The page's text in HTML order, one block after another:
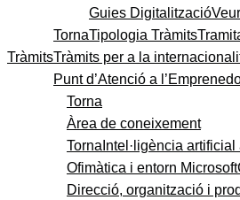
Guies Digitalització
Tràmits
TornaTipologia Tràmits
Tràmits per a la
Punt d’Atenció a
Torna
Àrea de coneixement
Torna Intel·ligència
Ofimàtica i entorn Microsoft
Direcció, organització i